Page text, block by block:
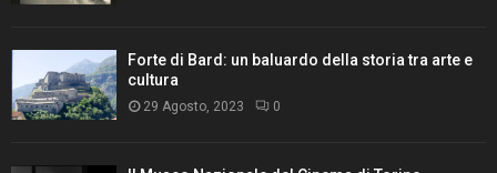
Forte di Bard: un baluardo della storia tra arte e
cultura
29 Agosto, 2023 0